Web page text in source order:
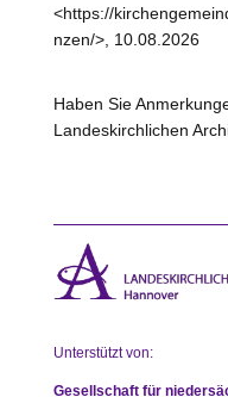
<https://
nzen/>, 10.08.2026
Haben Sie
Landeskirchlichen
Unterstützt von:
Gesellschaft für